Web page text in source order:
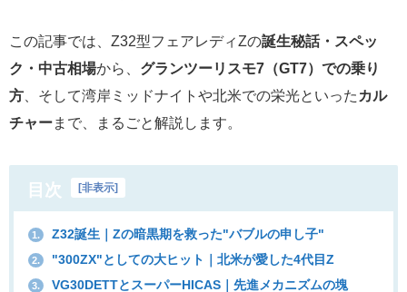
この記事では、Z32型フェアレディZの誕生秘話・スペッ
ク・中古相場から、 グランツーリスモ7（GT7）での乗り
方 、そして湾岸ミッドナイトや北米での栄光といった カル
チャーまで、まるごと解説します。
目次 [非表示]
1. Z32誕生｜Zの暗黒期を救った"バブルの申し子"
2. "300ZX"としての大ヒット｜北米が愛した4代目Z
3. VG30DETTとスーパーHICAS｜先進メカニズムの塊